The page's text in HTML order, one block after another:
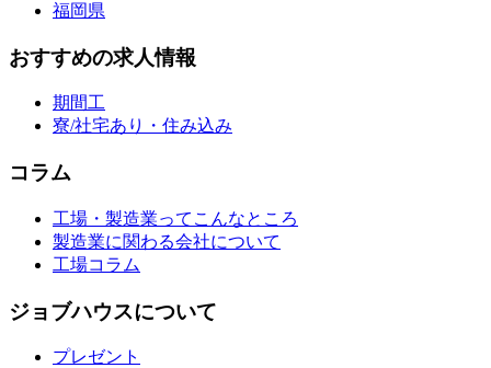
福岡県
おすすめの求人情報
期間工
寮/社宅あり・住み込み
コラム
工場・製造業ってこんなところ
製造業に関わる会社について
工場コラム
ジョブハウスについて
プレゼント